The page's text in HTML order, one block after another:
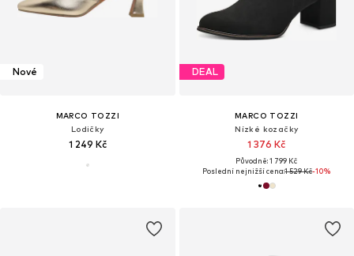
Nové
MARCO TOZZI
Lodičky
1 249 Kč
DEAL
MARCO TOZZI
Nízké kozačky
1 376 Kč
Původně: 1 799 Kč
Poslední nejnižší cena:1 529 Kč-10%